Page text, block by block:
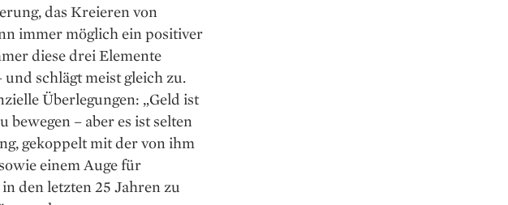
das Kreieren von
immer möglich ein positiver
diese drei Elemente
schlägt meist gleich zu.
Überlegungen: „Geld ist
– aber es ist selten
gekoppelt mit der von ihm
einem Auge für
den letzten 25 Jahren zu